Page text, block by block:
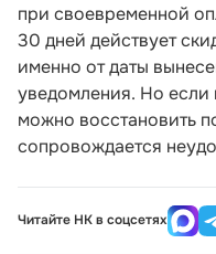
при своевременной
30 дней действует
именно от даты
уведомления. Но
можно восстановить
сопровождается
Читайте НК в соцсетях